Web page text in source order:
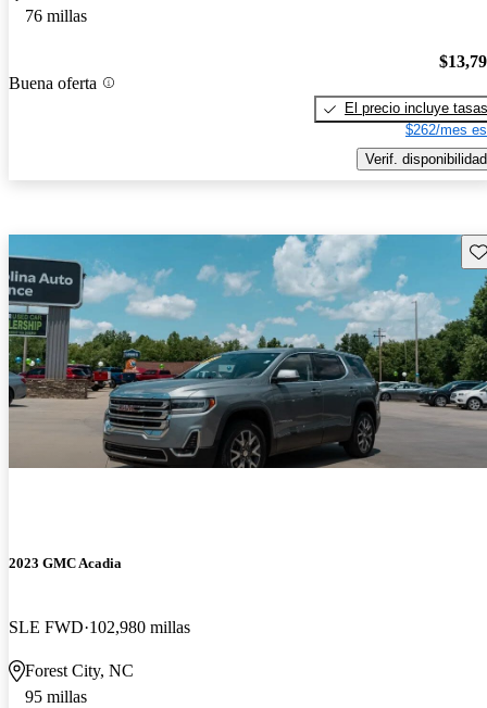
76 millas
Buena oferta
El precio incluye tasas
$262/mes
Verif. disponibilidad
2023 GMC Acadia
SLE FWD 102,980 millas
Forest City, NC
95 millas